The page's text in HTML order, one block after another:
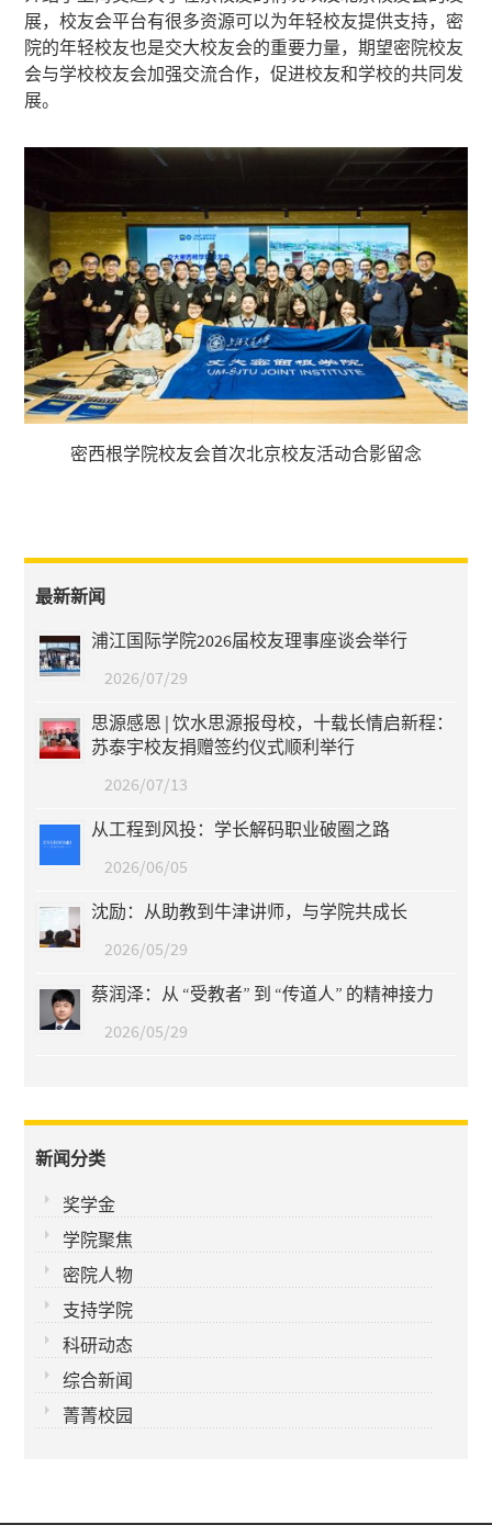
展，校友会平台有很多资源可以为年轻校友提供支持，密
院的年轻校友也是交大校友会的重要力量，期望密院校友
会与学校校友会加强交流合作，促进校友和学校的共同发
展。
密西根学院校友会首次北京校友活动合影留念
最新新闻
浦江国际学院2026届校友理事座谈会举行
2026/07/29
思源感恩 | 饮水思源报母校，十载长情启新程：
苏泰宇校友捐赠签约仪式顺利举行
2026/07/13
从工程到风投：学长解码职业破圈之路
2026/06/05
沈励：从助教到牛津讲师，与学院共成长
2026/05/29
蔡润泽：从 “受教者” 到 “传道人” 的精神接力
2026/05/29
新闻分类
奖学金
学院聚焦
密院人物
支持学院
科研动态
综合新闻
菁菁校园